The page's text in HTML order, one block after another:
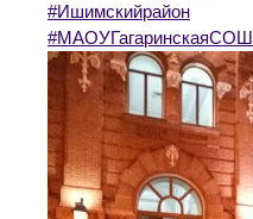
#Ишимскийрайон
#МАОУГагаринскаяСОШ